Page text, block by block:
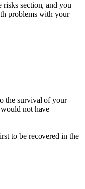
risks section, and you
problems with your
the survival of your
not have
to be recovered in the